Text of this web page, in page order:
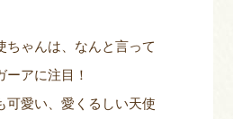
ちゃんは、なんと言って
ーアに注目！
可愛い、愛くるしい天使